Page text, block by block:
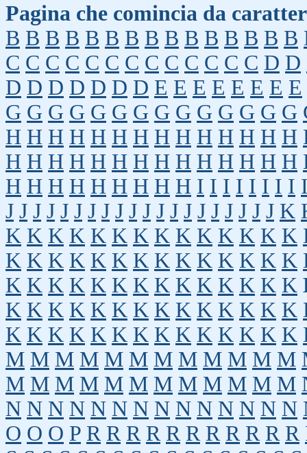
Pagina che comincia da
B B B B B B B B B B B B B B B
C C C C C C C C C C C C C D D
D D D D D D D E E E E E E E E
G G G G G G G G G G G G G G
H H H H H H H H H H H H H H
H H H H H H H H H H H H H H
H H H H H H H H H I I I I I I I I
J J J J J J J J J J J J J J J J J J J J K
K K K K K K K K K K K K K K
K K K K K K K K K K K K K K
K K K K K K K K K K K K K K
K K K K K K K K K K K K K K
K K K K K K K K K K K K K K
M M M M M M M M M M M M
M M M M M M M M M M M M
N N N N N N N N N N N N N N
O O O P R R R R R R R R R R R